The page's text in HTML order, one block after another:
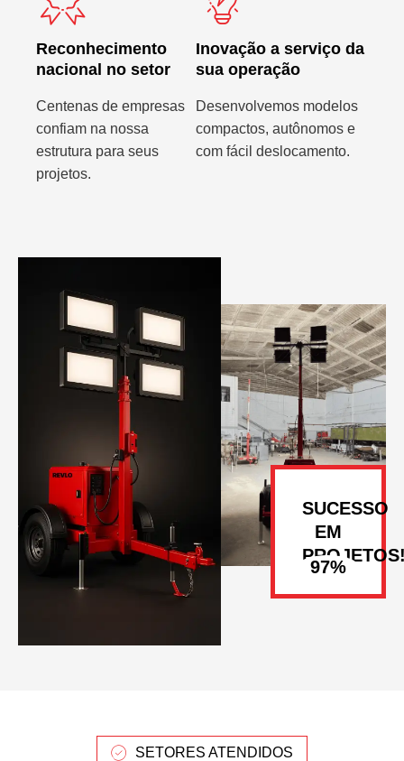
SUCESSO
EM
Reconhecimento
nacional no setor
Centenas de empresas
confiam na nossa
estrutura para seus
projetos.
Inovação a serviço da
sua operação
Desenvolvemos modelos
compactos, autônomos e
com fácil deslocamento.
SETORES ATENDIDOS